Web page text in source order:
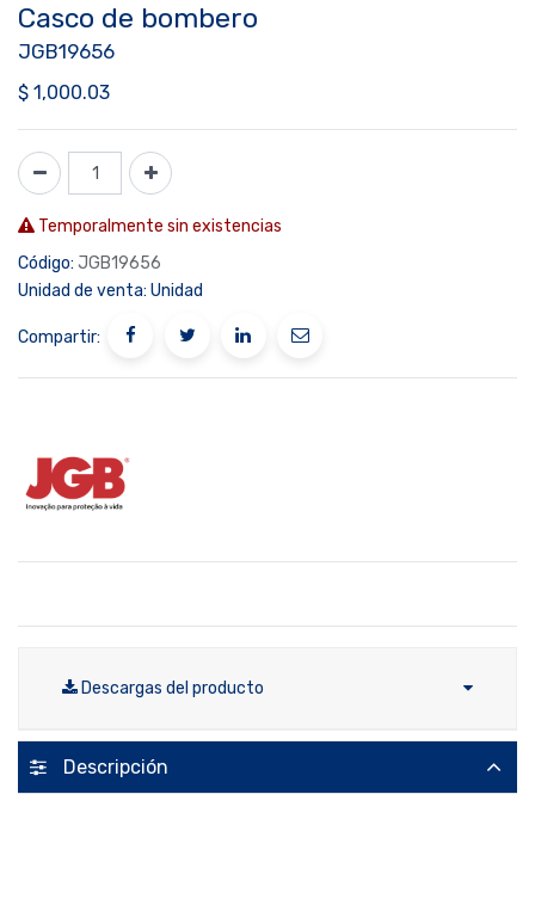
Casco de bombero
JGB19656
$ 1,000.03
Temporalmente sin existencias
Código: JGB19656
Unidad de venta: Unidad
Compartir:
Descargas del producto
Descripción